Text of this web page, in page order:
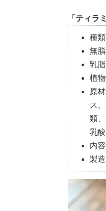
「ティラ
種
無
乳
植
原
ス
類
乳
内
製